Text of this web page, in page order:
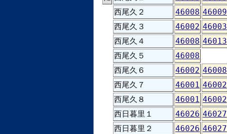
西尾久２
46008 46009
西尾久３
46002 46003
西尾久４
46008 46013
西尾久５
46008
西尾久６
46002 46008
西尾久７
46001 46002
西尾久８
46001 46002
西日暮里１
46026 46027
西日暮里２
46026 46027